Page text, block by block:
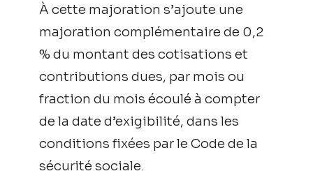
À cette majoration s’ajoute une
majoration complémentaire de 0,2
% du montant des cotisations et
contributions dues, par mois ou
fraction du mois écoulé à compter
de la date d’exigibilité, dans les
conditions fixées par le Code de la
sécurité sociale.